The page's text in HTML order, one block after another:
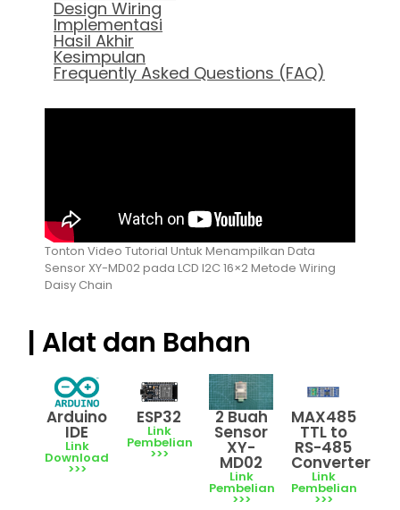
Design Wiring
Implementasi
Hasil Akhir
Kesimpulan
Frequently Asked Questions (FAQ)
Tonton Video Tutorial Untuk Menampilkan Data
Sensor XY-MD02 pada LCD I2C 16×2 Metode Wiring
Daisy Chain
| Alat dan Bahan
Arduino
IDE
Link
Download
>>>
ESP32
Link
Pembelian
>>>
2 Buah
Sensor
XY-
MD02
Link
Pembelian
>>>
MAX485
TTL to
RS-485
Converter
Link
Pembelian
>>>